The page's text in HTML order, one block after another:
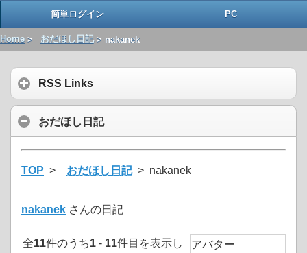
簡単ログイン PC
Home > おだほし日記> nakanek
RSS Links
おだほし日記
TOP > おだほし日記> nakanek
nakanek さんの日記
全11件のうち1 - 11件目を表示し
アバター